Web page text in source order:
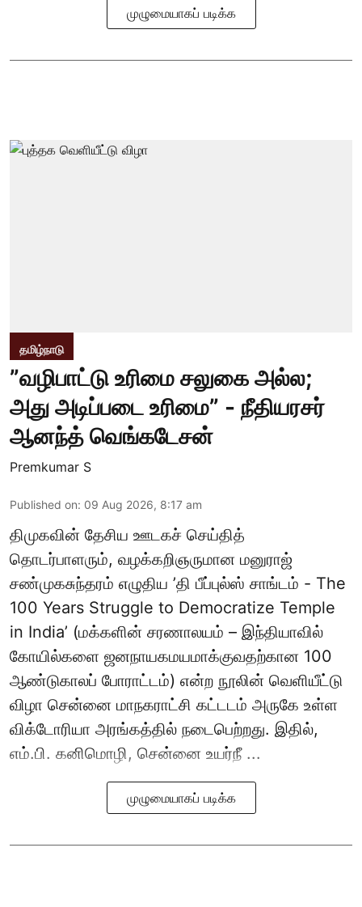
முழுமையாகப் படிக்க
தமிழ்நாடு
”வழிபாட்டு உரிமை சலுகை அல்ல;
அது அடிப்படை உரிமை” - நீதியரசர்
ஆனந்த் வெங்கடேசன்
Premkumar S
Published on: 09 Aug 2026, 8:17 am
திமுகவின் தேசிய ஊடகச் செய்தித்
தொடர்பாளரும், வழக்கறிஞருமான மனுராஜ்
சண்முகசுந்தரம் எழுதிய ’தி பீப்புல்ஸ் சாங்டம் - The
100 Years Struggle to Democratize Temple
in India’ (மக்களின் சரணாலயம் – இந்தியாவில்
கோயில்களை ஜனநாயகமயமாக்குவதற்கான 100
ஆண்டுகாலப் போராட்டம்) என்ற நூலின் வெளியீட்டு
விழா சென்னை மாநகராட்சி கட்டடம் அருகே உள்ள
விக்டோரியா அரங்கத்தில் நடைபெற்றது. இதில்,
எம்.பி. கனிமொழி, சென்னை உயர்நீ ...
முழுமையாகப் படிக்க